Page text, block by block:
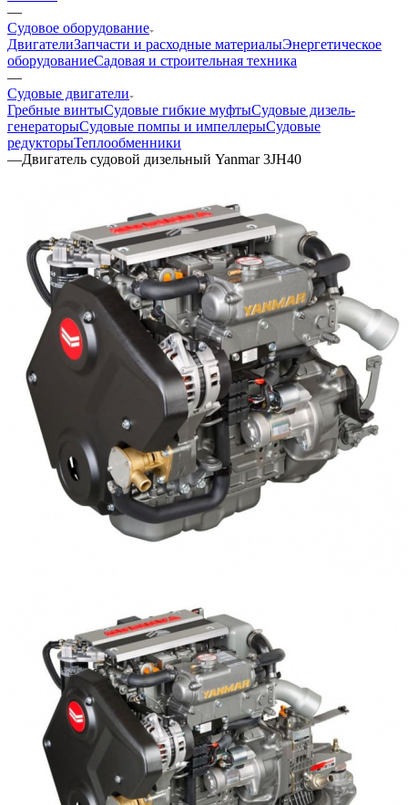
—
Судовое оборудование
ДвигателиЗапчасти и расходные материалыЭнергетическое
оборудованиеСадовая и строительная техника
—
Судовые двигатели
Гребные винтыСудовые гибкие муфтыСудовые дизель-
генераторыСудовые помпы и импеллерыСудовые
редукторыТеплообменники
—Двигатель судовой дизельный Yanmar 3JH40